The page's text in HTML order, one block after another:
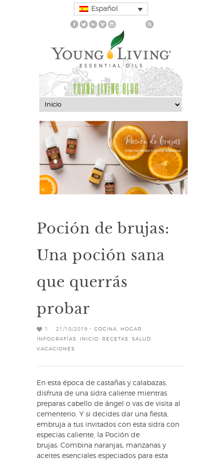
Español
YOUNG LIVING BLOG
Poción de brujas:
Una poción sana
que querrás
probar
1 21/10/2019 - COCINA HOGAR
INFOGRAFÍAS
INICIO RECETAS SALUD
VACACIONES
En esta época de castañas y calabazas,
disfruta de una sidra caliente mientras
preparas cabello de ángel o vas de visita al
cementerio. Y si decides dar una fiesta,
embruja a tus invitados con esta sidra con
especias caliente, la Poción de
brujas. Combina naranjas, manzanas y
aceites esenciales especiados para esta